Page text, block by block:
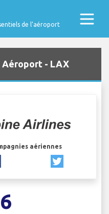
de l’aéroport
Aéroport - LAX
aériennes